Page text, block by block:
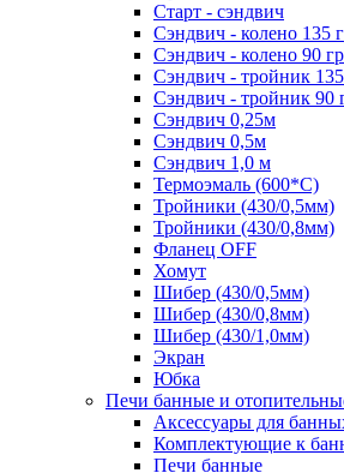
Старт - сэндвич
Сэндвич - колено 135
Сэндвич - колено 90
Сэндвич - тройник 135
Сэндвич - тройник 90
Сэндвич 0,25м
Сэндвич 0,5м
Сэндвич 1,0 м
Термоэмаль (600*С)
Тройники (430/0,5мм)
Тройники (430/0,8мм)
Фланец OFF
Хомут
Шибер (430/0,5мм)
Шибер (430/0,8мм)
Шибер (430/1,0мм)
Экран
Юбка
Печи банные и
Аксессуары для
Комплектующие к
Печи банные